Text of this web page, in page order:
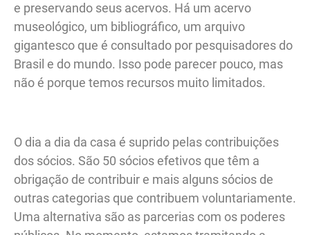
e preservando seus acervos. Há um acervo
museológico, um bibliográfico, um arquivo
gigantesco que é consultado por pesquisadores do
Brasil e do mundo. Isso pode parecer pouco, mas
não é porque temos recursos muito limitados.
O dia a dia da casa é suprido pelas contribuições
dos sócios. São 50 sócios efetivos que têm a
obrigação de contribuir e mais alguns sócios de
outras categorias que contribuem voluntariamente.
Uma alternativa são as parcerias com os poderes